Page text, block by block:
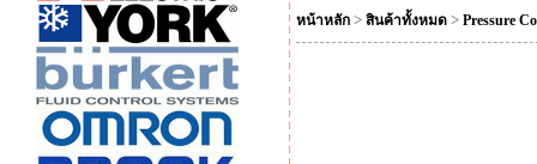
หน้าหลัก > สินค้าทั้งหมด > Pressure